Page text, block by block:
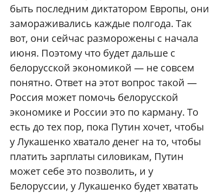
быть последним диктатором Европы, они
замораживались каждые полгода. Так
вот, они сейчас разморожены с начала
июня. Поэтому что будет дальше с
белорусской экономикой — не совсем
понятно. Ответ на этот вопрос такой —
Россия может помочь белорусской
экономике и России это по карману. То
есть до тех пор, пока Путин хочет, чтобы
у Лукашенко хватало денег на то, чтобы
платить зарплаты силовикам, Путин
может себе это позволить, и у
Белоруссии, у Лукашенко будет хватать